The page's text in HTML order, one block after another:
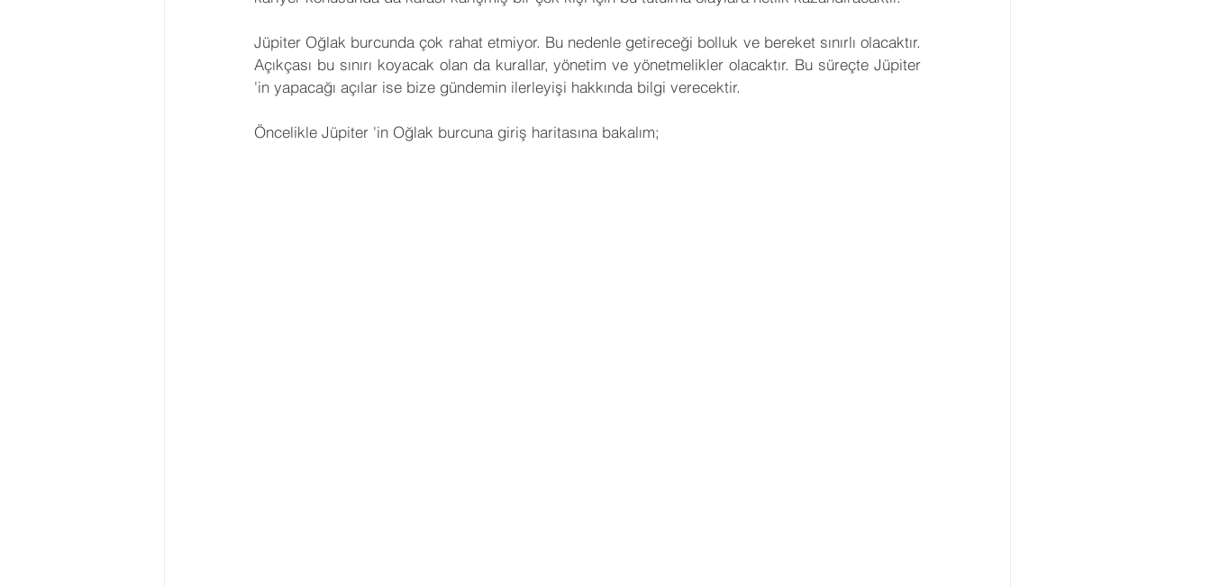
Ay Düğümleri İleri Seviye Astroloji Temel Seviye Astroloji Orta Seviye Astroloji
Geleneksel Astroloji
Jüpiter Oğlak burcunda çok rahat etmiyor. Bu nedenle getireceği bolluk ve bereket sınırlı olacaktır.
Açıkçası bu sınırı koyacak olan da kurallar, yönetim ve yönetmelikler olacaktır. Bu süreçte Jüpiter
'in yapacağı açılar ise bize gündemin ilerleyişi hakkında bilgi verecektir.
Öncelikle Jüpiter 'in Oğlak burcuna giriş haritasına bakalım;